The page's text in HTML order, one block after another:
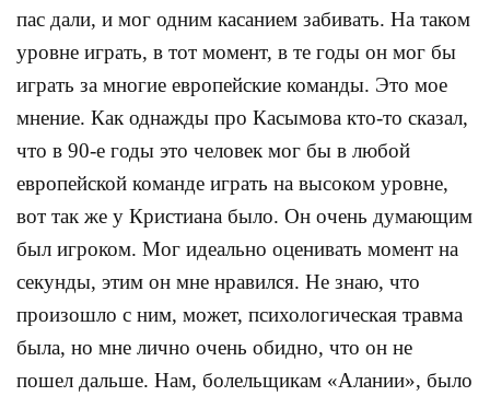
пас дали, и мог одним касанием забивать. На таком
уровне играть, в тот момент, в те годы он мог бы
играть за многие европейские команды. Это мое
мнение. Как однажды про Касымова кто-то сказал,
что в 90-е годы это человек мог бы в любой
европейской команде играть на высоком уровне,
вот так же у Кристиана было. Он очень думающим
был игроком. Мог идеально оценивать момент на
секунды, этим он мне нравился. Не знаю, что
произошло с ним, может, психологическая травма
была, но мне лично очень обидно, что он не
пошел дальше. Нам, болельщикам «Алании», было